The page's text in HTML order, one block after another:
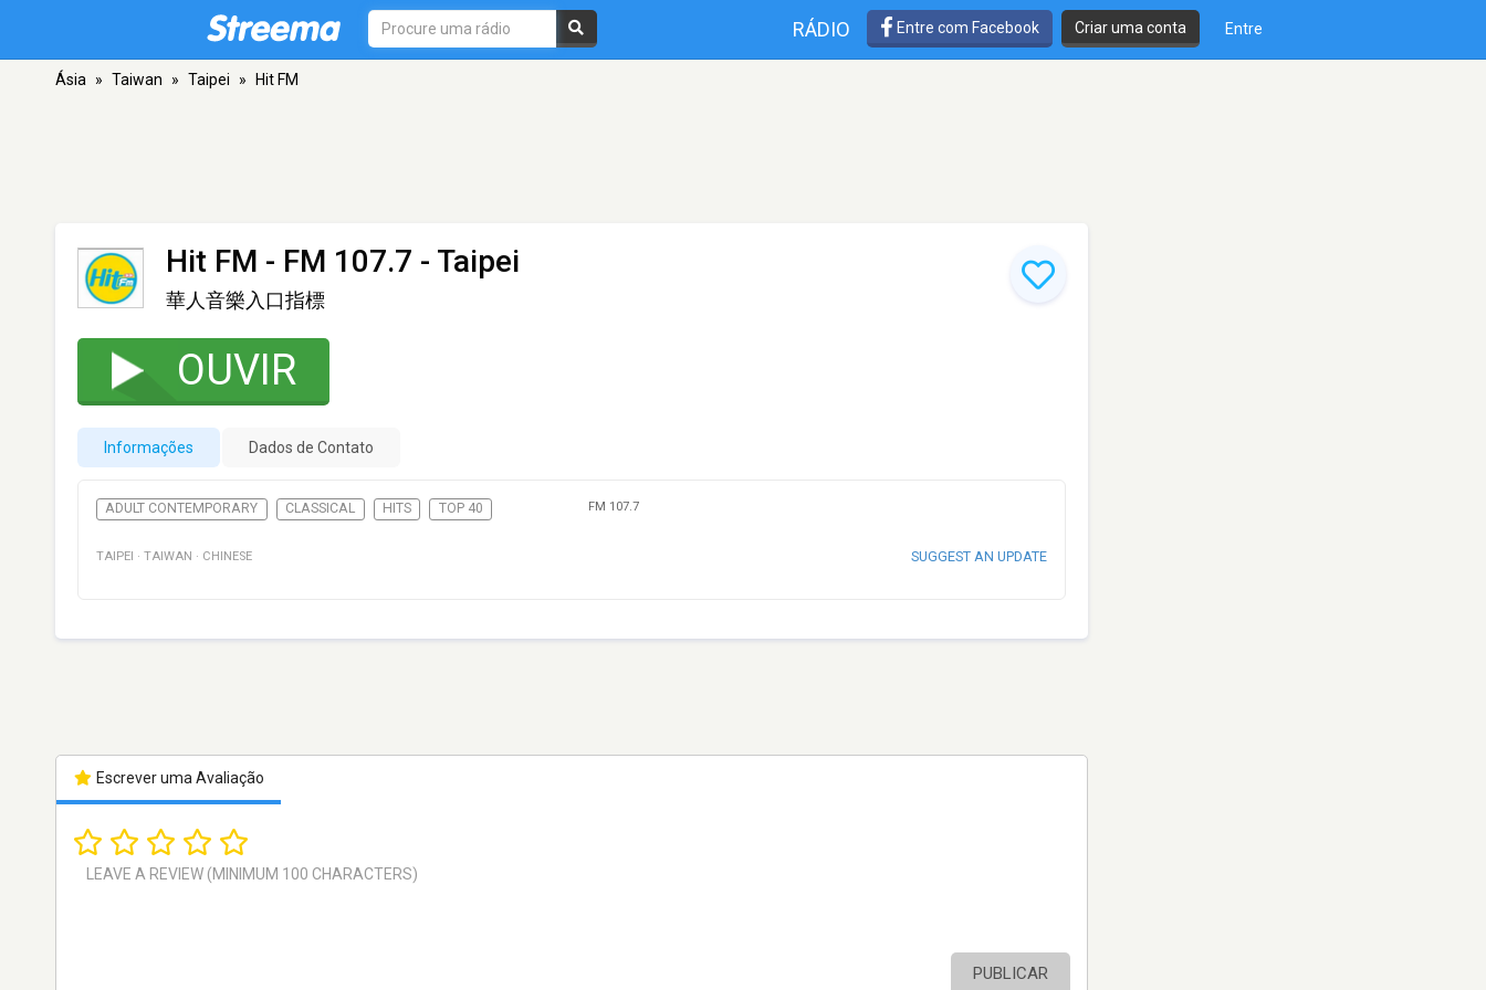
RÁDIO Entre com Facebook Criar uma conta Entre
Ásia » Taiwan » Taipei » Hit FM
Hit FM - FM 107.7 - Taipei
華人音樂入口指標
OUVIR
Informações Dados de Contato
ADULT CONTEMPORARY CLASSICAL HITS TOP 40 FM 107.7
TAIPEI · TAIWAN · CHINESE SUGGEST AN UPDATE
Escrever uma Avaliação
PUBLICAR